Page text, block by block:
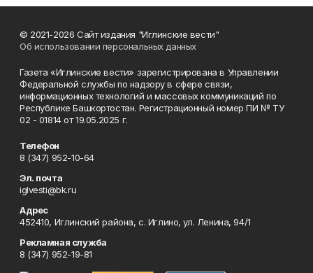
© 2021-2026 Сайт издания "Иглинские вести"
Об использовании персональных данных
Газета «Иглинские вести» зарегистрирована в Управлении
Федеральной службы по надзору в сфере связи,
информационных технологий и массовых коммуникаций по
Республике Башкортостан. Регистрационный номер ПИ № ТУ
02 - 01814 от 19.05.2025 г.
Телефон
8 (347) 952-10-64
Эл. почта
iglvesti@bk.ru
Адрес
452410, Иглинский района, с. Иглино, ул. Ленина, 94/1
Рекламная служба
8 (347) 952-19-81